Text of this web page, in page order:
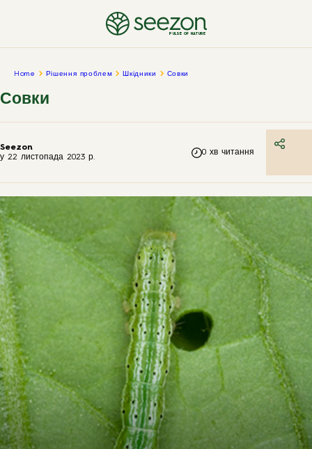
PULSE OF NATURE
Home Рішення проблем Шкідники Совки
Совки
Seezon
у 22 листопада 2023 р.
0 хв читання